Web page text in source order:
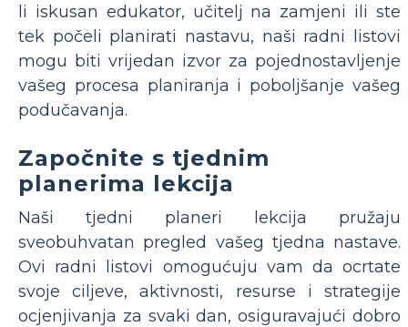
li iskusan edukator, učitelj na zamjeni ili ste
tek počeli planirati nastavu, naši radni listovi
mogu biti vrijedan izvor za pojednostavljenje
vašeg procesa planiranja i poboljšanje vašeg
podučavanja.
Započnite s tjednim
planerima lekcija
Naši tjedni planeri lekcija pružaju
sveobuhvatan pregled vašeg tjedna nastave.
Ovi radni listovi omogućuju vam da ocrtate
svoje ciljeve, aktivnosti, resurse i strategije
ocjenjivanja za svaki dan, osiguravajući dobro